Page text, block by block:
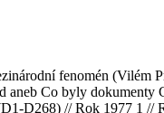
fenomén (Vilém
Co byly dokumenty
D268) // Rok 1977 1 //